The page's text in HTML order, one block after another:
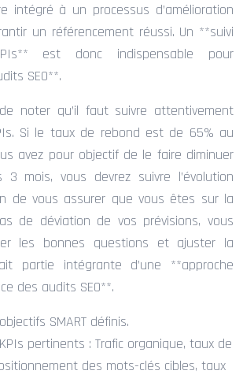
intégré à un processus d’amélioration
un référencement réussi. Un **suivi
est donc indispensable pour
SEO**.
noter qu’il faut suivre attentivement
Si le taux de rebond est de 65% au
avez pour objectif de le faire diminuer
mois, vous devrez suivre l’évolution
de vous assurer que vous êtes sur la
de déviation de vos prévisions, vous
les bonnes questions et ajuster la
partie intégrante d’une **approche
des audits SEO**.
SMART définis.
pertinents : Trafic organique, taux de
des mots-clés cibles, taux